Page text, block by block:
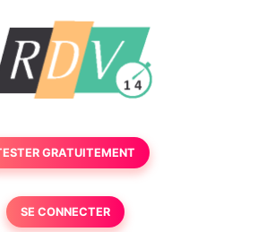
GRATUITEMENT
SE CONNECTER